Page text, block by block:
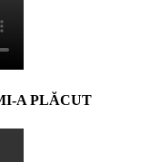
A PLĂCUT